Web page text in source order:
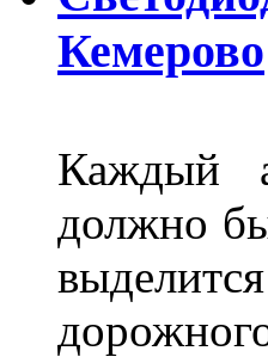
Кемерово
Каждый
должно